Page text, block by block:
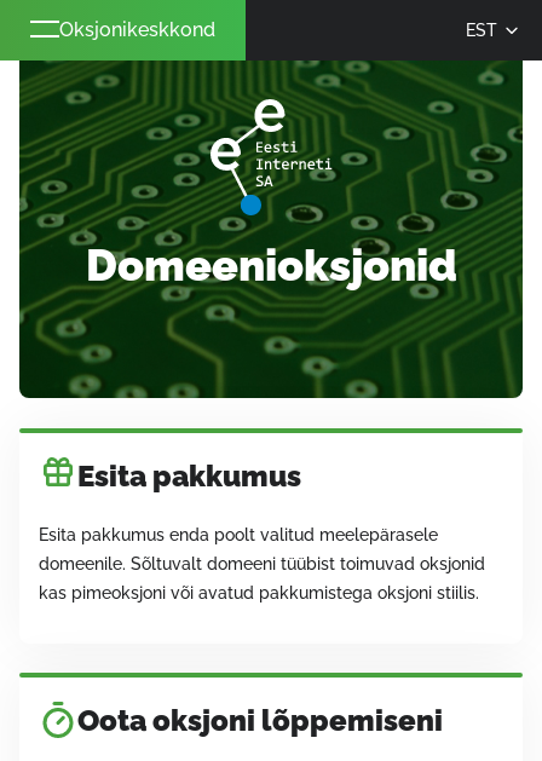
Oksjonikeskkond EST
Domeenioksjonid
Esita pakkumus
Esita pakkumus enda poolt valitud meelepärasele
domeenile. Sõltuvalt domeeni tüübist toimuvad oksjonid
kas pimeoksjoni või avatud pakkumistega oksjoni stiilis.
Oota oksjoni lõppemiseni